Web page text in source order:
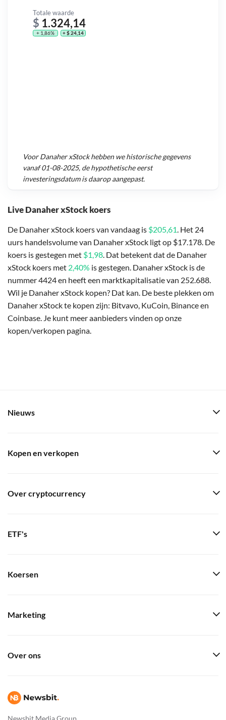
Live Danaher xStock koers
De Danaher xStock koers van vandaag is $205,61. Het 24
uurs handelsvolume van Danaher xStock ligt op $17.178. De
koers is gestegen met $1,98. Dat betekent dat de Danaher
xStock koers met 2,40% is gestegen. Danaher xStock is de
nummer 4424 en heeft een marktkapitalisatie van 252.688.
Wil je Danaher xStock kopen? Dat kan. De beste plekken om
Danaher xStock te kopen zijn: Bitvavo, KuCoin, Binance en
Coinbase. Je kunt meer aanbieders vinden op onze
kopen/verkopen pagina.
Totale waarde
$ 1.324,14
+ 1,86% + $ 24,14
VoorDanaher xStockhebben we historische gegevens
vanaf01-08-2025, de hypothetische eerst
investeringsdatum is daarop aangepast.
Newsbit Media Group
Nieuws
Kopen en verkopen
Over cryptocurrency
ETF's
Koersen
Marketing
Over ons